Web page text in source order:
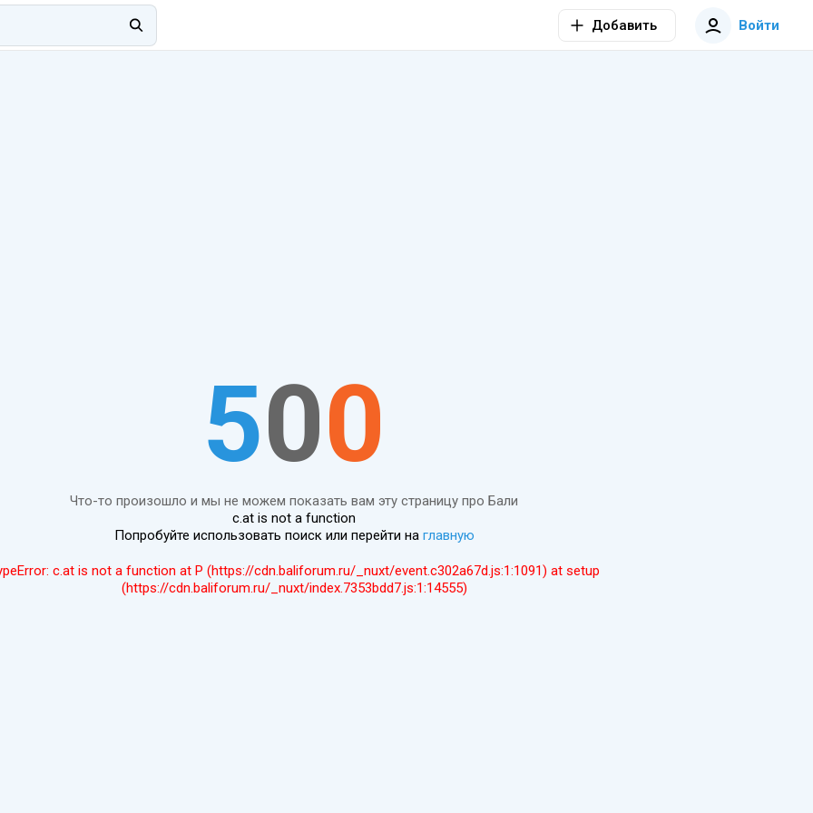
Добавить Войти
500
Что-то произошло и мы не можем показать вам эту страницу про Бали
c.at is not a function
Попробуйте использовать поиск или перейти на главную
c.at is not a function at P (https://cdn.baliforum.ru/_nuxt/event.c302a67d.js:1:1091) at setup
(https://cdn.baliforum.ru/_nuxt/index.7353bdd7.js:1:14555)